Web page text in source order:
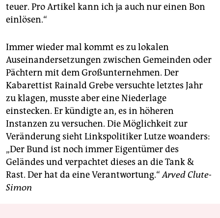
teuer. Pro Artikel kann ich ja auch nur einen Bon
einlösen.“
Immer wieder mal kommt es zu lokalen
Auseinandersetzungen zwischen Gemeinden oder
Pächtern mit dem Großunternehmen. Der
Kabarettist Rainald Grebe versuchte letztes Jahr
zu klagen, musste aber eine Niederlage
einstecken. Er kündigte an, es in höheren
Instanzen zu versuchen. Die Möglichkeit zur
Veränderung sieht Linkspolitiker Lutze woanders:
„Der Bund ist noch immer Eigentümer des
Geländes und verpachtet dieses an die Tank &
Rast. Der hat da eine Verantwortung.“Arved Clute-
Simon